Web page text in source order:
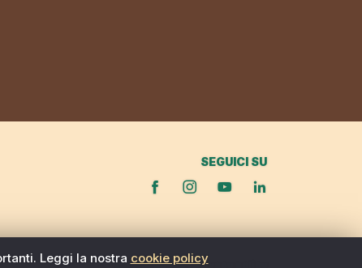
SEGUICI SU
Cookie policy | Privacy policy
Leggi la nostra cookie policy